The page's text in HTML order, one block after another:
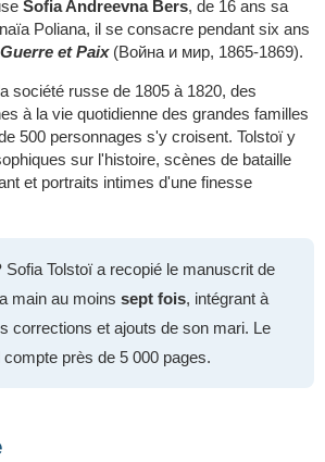
Sofia Andreevna Bers, de 16 ans sa
Poliana, il se consacre pendant six ans
Guerre et Paix(Война и мир, 1865-1869).
société russe de 1805 à 1820, des
à la vie quotidienne des grandes familles
500 personnages s'y croisent. Tolstoï y
sur l'histoire, scènes de bataille
et portraits intimes d'une finesse
Sofia Tolstoï a recopié le manuscrit de
main au moins sept fois, intégrant à
corrections et ajouts de son mari. Le
près de 5 000 pages.